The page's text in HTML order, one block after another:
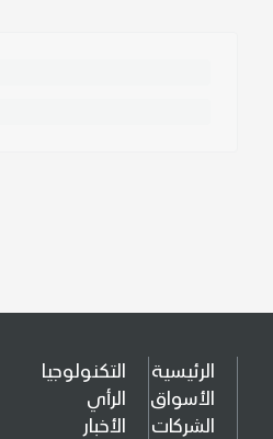
الرئيسية
الأسواق
الشركات
التكنولوجيا
الرأي
الأخبار